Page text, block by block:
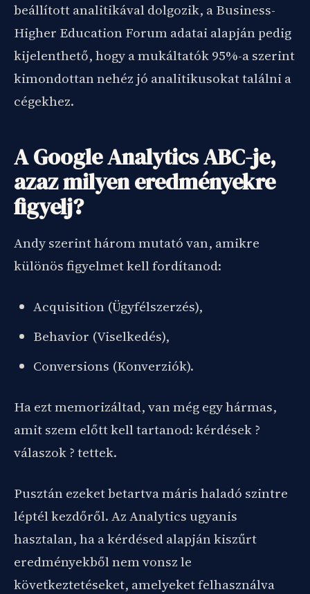
beállított analitikával dolgozik, a Business-
Higher Education Forum adatai alapján pedig
kijelenthető, hogy a mukáltatók 95%-a szerint
kimondottan nehéz jó analitikusokat találni a
cégekhez.
A Google Analytics ABC-je,
azaz milyen eredményekre
figyelj?
Andy szerint három mutató van, amikre
különös figyelmet kell fordítanod:
Acquisition (Ügyfélszerzés),
Behavior (Viselkedés),
Conversions (Konverziók).
Ha ezt memorizáltad, van még egy hármas,
amit szem előtt kell tartanod: kérdések ?
válaszok ? tettek.
Pusztán ezeket betartva máris haladó szintre
léptél kezdőről. Az Analytics ugyanis
hasztalan, ha a kérdésed alapján kiszűrt
eredményekből nem vonsz le
következtetéseket, amelyeket felhasználva